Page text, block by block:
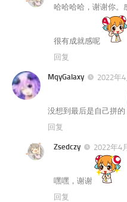
哈哈哈哈，谢谢你。
很有成就感呢
回复
MqyGalaxy 2022年
没想到最后是自己拼的
回复
Zsedczy 2022年4
嘿嘿，谢谢
回复